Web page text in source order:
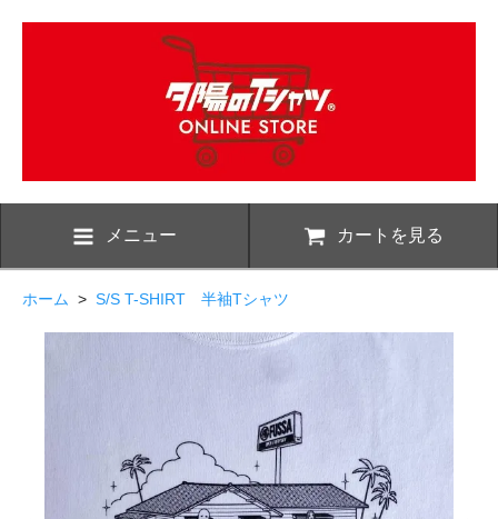
メニュー カートを見る
ホーム > S/S T-SHIRT 半袖Tシャツ